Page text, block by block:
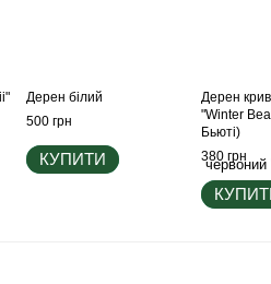
Дерен білий
500 грн
КУПИТИ
Дерен
"Winter
Бьюті)
380 грн